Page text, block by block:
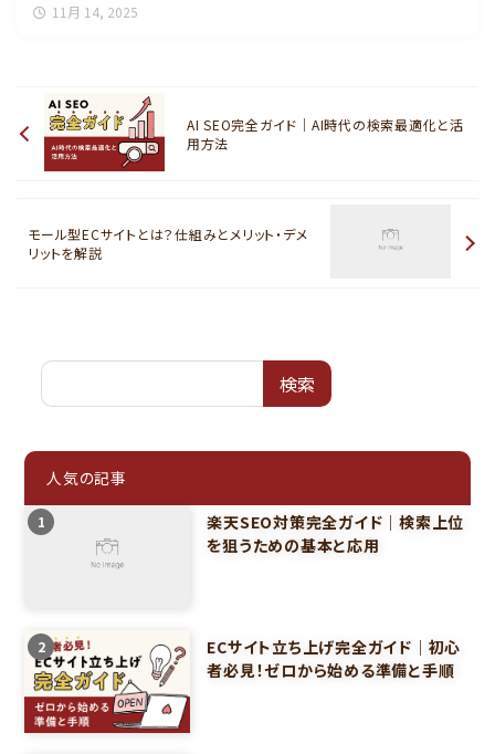
11月 14, 2025
AI SEO完全ガイド｜AI時代の検索最適化と活
用方法
モール型ECサイトとは？仕組みとメリット・デメ
リットを解説
検索
人気の記事
1
楽天SEO対策完全ガイド｜検索上位
を狙うための基本と応用
2
ECサイト立ち上げ完全ガイド｜初心
者必見！ゼロから始める準備と手順